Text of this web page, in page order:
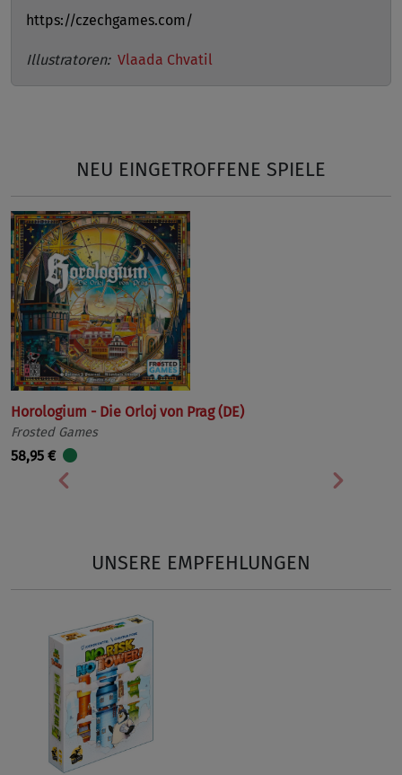
https://czechgames.com/
Illustratoren: Vlaada Chvatil
NEU EINGETROFFENE SPIELE
Horologium - Die Orloj von Prag (DE)
Frosted Games
58,95 €
Vorherige
UNSERE EMPFEHLUNGEN